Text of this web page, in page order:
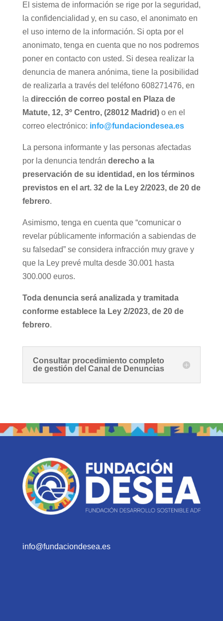
El sistema de información se rige por la seguridad,
la confidencialidad y, en su caso, el anonimato en
el uso interno de la información. Si opta por el
anonimato, tenga en cuenta que no nos podremos
poner en contacto con usted. Si desea realizar la
denuncia de manera anónima, tiene la posibilidad
de realizarla a través del teléfono 608271476, en
la dirección de correo postal en Plaza de
Matute, 12, 3º Centro, (28012 Madrid)o en el
correo electrónico: info@fundaciondesea.es
La persona informante y las personas afectadas
por la denuncia tendrán derecho a la
preservación de su identidad, en los términos
previstos en el art. 32 de la Ley 2/2023, de 20 de
febrero.
Asimismo, tenga en cuenta que “comunicar o
revelar públicamente información a sabiendas de
su falsedad” se considera infracción muy grave y
que la Ley prevé multa desde 30.001 hasta
300.000 euros.
Toda denuncia será analizada y tramitada
conforme establece la Ley 2/2023, de 20 de
febrero.
Consultar procedimiento completo
de gestión del Canal de Denuncias
info@fundaciondesea.es